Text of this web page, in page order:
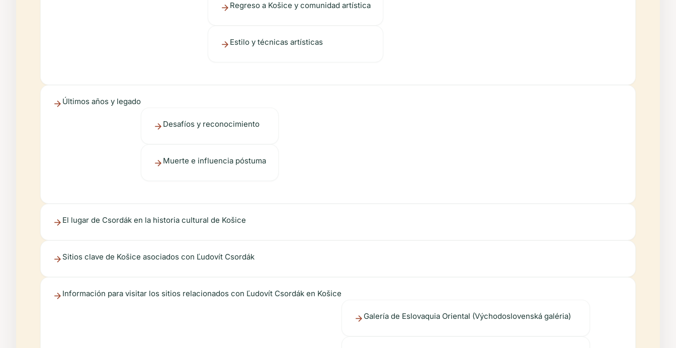
Regreso a Košice y comunidad artística
Estilo y técnicas artísticas
Últimos años y legado
Desafíos y reconocimiento
Muerte e influencia póstuma
El lugar de Csordák en la historia cultural de Košice
Sitios clave de Košice asociados con Ľudovít Csordák
Información para visitar los sitios relacionados con Ľudovít Csordák en Košice
Galería de Eslovaquia Oriental (Východoslovenská galéria)